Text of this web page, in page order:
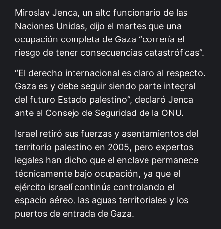
Miroslav Jenca, un alto funcionario de las
Naciones Unidas, dijo el martes que una
ocupación completa de Gaza “correría el
riesgo de tener consecuencias catastróficas”.
“El derecho internacional es claro al respecto.
Gaza es y debe seguir siendo parte integral
del futuro Estado palestino”, declaró Jenca
ante el Consejo de Seguridad de la ONU.
Israel retiró sus fuerzas y asentamientos del
territorio palestino en 2005, pero expertos
legales han dicho que el enclave permanece
técnicamente bajo ocupación, ya que el
ejército israelí continúa controlando el
espacio aéreo, las aguas territoriales y los
puertos de entrada de Gaza.